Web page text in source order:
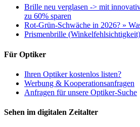
Brille neu verglasen -> mit
zu 60% sparen
Rot-Grün-Schwäche in 2026? »
Prismenbrille
Für Optiker
Ihren Optiker kostenlos listen?
Werbung & Kooperationsanfragen
Anfragen für unsere Optiker-Suche
Sehen im digitalen Zeitalter